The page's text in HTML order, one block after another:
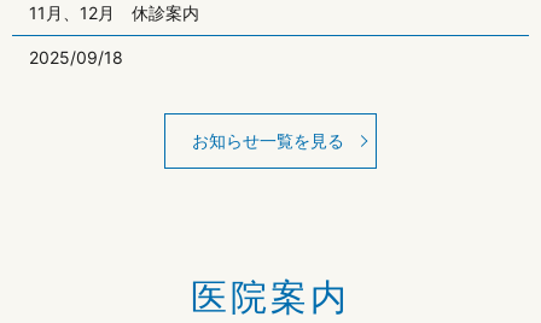
11月、12月 休診案内
2025/09/18
お知らせ一覧を見る
医院案内